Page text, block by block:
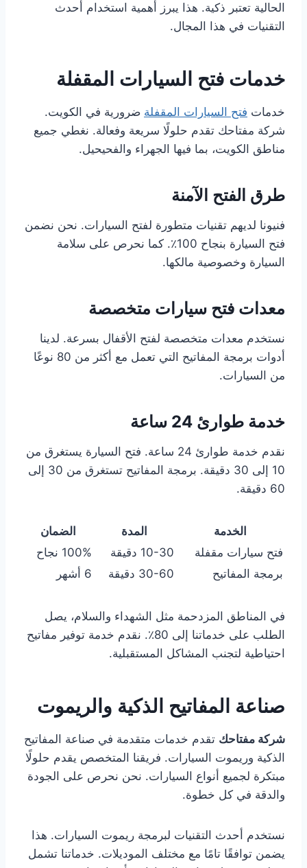
الحالية تعتبر ذكية. هذا يبرز أهمية استخدام أحدث
التقنيات في هذا المجال.
خدمات فتح السيارات المقفلة
خدمات فتح السيارات المقفلة ضرورية في الكويت.
شركة مفتاحك تقدم حلولًا سريعة وفعالة. نغطي جميع
مناطق الكويت، بما فيها الجهراء والفحيحيل.
طرق الفتح الآمنة
فنيونا لديهم تقنيات متطورة لفتح السيارات. نحن نضمن
فتح السيارة بنجاح 100٪. كما نحرص على سلامة
السيارة وخصوصية مالكها.
معدات فتح سيارات متخصصة
نستخدم معدات متخصصة لفتح الأقفال بسرعة. لدينا
أدوات برمجة المفاتيح التي تعمل مع أكثر من 80 نوعًا
من السيارات.
خدمة طوارئ 24 ساعة
نقدم خدمة طوارئ 24 ساعة. فتح السيارة يستغرق من
10 إلى 30 دقيقة. برمجة المفاتيح تستغرق من 30 إلى
60 دقيقة.
الخدمة المدة
الضمان
فتح سيارات مقفلة
10-30 دقيقة
100% نجاح
برمجة المفاتيح
30-60 دقيقة 6 أشهر
في المناطق المزدحمة مثل الشهداء والسلام، يصل
الطلب على خدماتنا إلى 80٪. نقدم خدمة توفير مفاتيح
احتياطية لتجنب المشاكل المستقبلية.
صناعة المفاتيح الذكية والريموت
شركة مفتاحك تقدم خدمات متقدمة في صناعة المفاتيح
الذكية وريموت السيارات. فريقنا المتخصص يقدم حلولًا
مبتكرة لجميع أنواع السيارات. نحن نحرص على الجودة
والدقة في كل خطوة.
نستخدم أحدث التقنيات لبرمجة ريموت السيارات. هذا
يضمن توافقًا تامًا مع مختلف الموديلات. خدماتنا تشمل